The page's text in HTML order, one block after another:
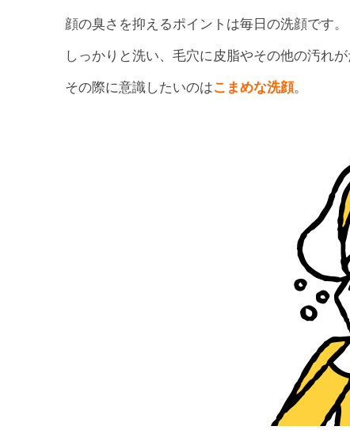
顔の臭さを抑えるポイントは毎日の洗顔です。
しっかりと洗い、毛穴に皮脂やその他の汚れ
その際に意識したいのはこまめな洗顔。